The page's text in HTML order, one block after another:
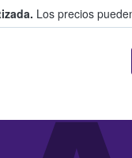
Los precios